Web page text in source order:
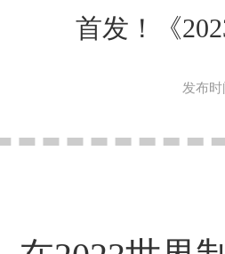
首发！《
发布